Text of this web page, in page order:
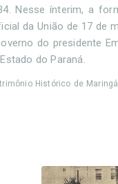
Nesse ínterim, a
da União de 17 de
do presidente
do Paraná.
Histórico de